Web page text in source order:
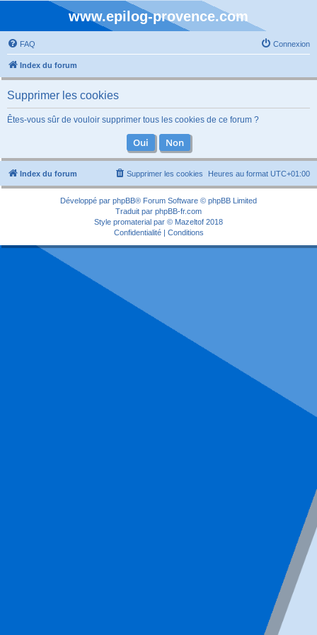
www.epilog-provence.com
FAQ Connexion
Index du forum
Supprimer les cookies
Êtes-vous sûr de vouloir supprimer tous les cookies de ce forum ?
Index du forum Heures au format UTC+01:00
Supprimer les cookies
Développé par phpBB® Forum Software © phpBB Limited
Traduit par phpBB-fr.com
Style promaterial par © Mazeltof 2018
Confidentialité| Conditions